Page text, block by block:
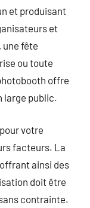
et produisant
et
une fête
ou toute
offre
large public.
votre
facteurs. La
ainsi des
doit être
contrainte.